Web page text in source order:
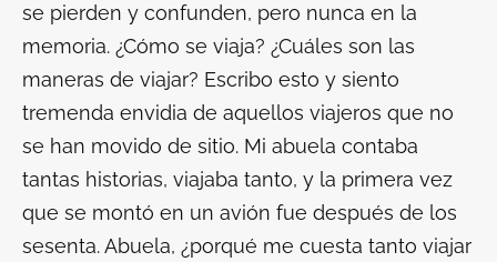
se pierden y confunden, pero nunca en la
memoria. ¿Cómo se viaja? ¿Cuáles son las
maneras de viajar? Escribo esto y siento
tremenda envidia de aquellos viajeros que no
se han movido de sitio. Mi abuela contaba
tantas historias, viajaba tanto, y la primera vez
que se montó en un avión fue después de los
sesenta. Abuela, ¿porqué me cuesta tanto viajar